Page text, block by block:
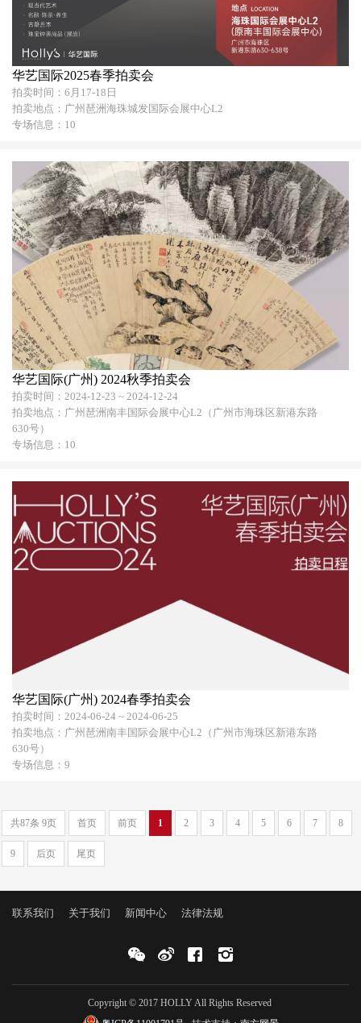
华艺国际2025春季拍卖会
拍卖时间：6月17-18日
拍卖地点：广州琶洲海珠城发国际会展中心L2
专场信息：10
华艺国际(广州) 2024秋季拍卖会
拍卖时间：2024-12-23 ~ 2024-12-24
拍卖地点：广州琶洲南丰国际会展中心L2（广州市海珠区新港东路
630号）
专场信息：10
华艺国际(广州) 2024春季拍卖会
拍卖时间：2024-06-24 ~ 2024-06-25
拍卖地点：广州琶洲南丰国际会展中心L2（广州市海珠区新港东路
630号）
专场信息：9
共87条 9页 首页 前页 1 2 3 4 5 6 7 8
9 后页 尾页
联系我们 关于我们 新闻中心 法律法规
Copyright © 2017 HOLLY All Rights Reserved